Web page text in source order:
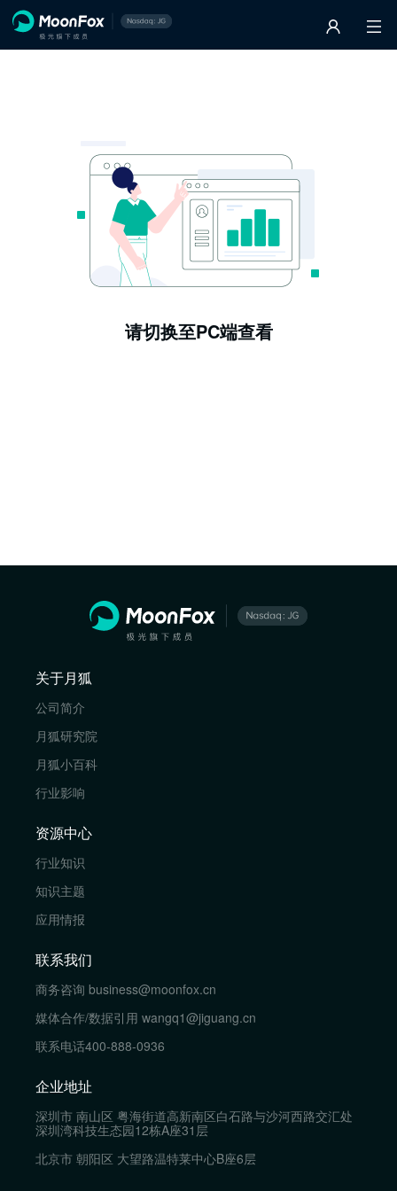
请切换至PC端查看
关于月狐
公司简介
月狐研究院
月狐小百科
行业影响
资源中心
行业知识
知识主题
应用情报
联系我们
商务咨询 business@moonfox.cn
媒体合作/数据引用 wangq1@jiguang.cn
联系电话400-888-0936
企业地址
深圳市 南山区 粤海街道高新南区白石路与沙河西路交汇处
深圳湾科技生态园12栋A座31层
北京市 朝阳区 大望路温特莱中心B座6层